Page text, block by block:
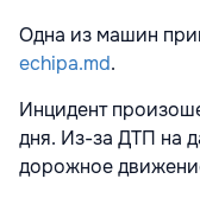
Одна из машин
echipa.md.
Инцидент
дня. Из-за ДТП на
дорожное